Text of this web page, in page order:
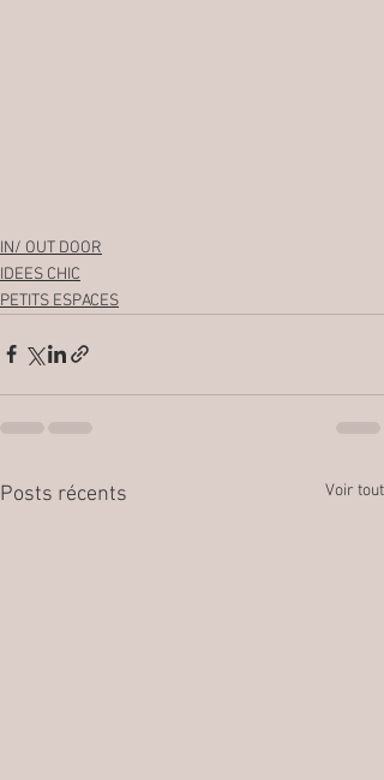
IN/ OUT DOOR
IDEES CHIC
PETITS ESPACES
Posts récents Voir tout